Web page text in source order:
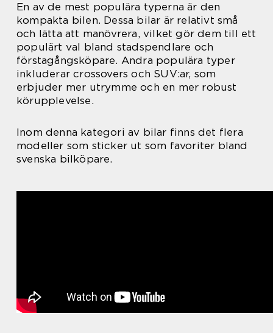
En av de mest populära typerna är den
kompakta bilen. Dessa bilar är relativt små
och lätta att manövrera, vilket gör dem till ett
populärt val bland stadspendlare och
förstagångsköpare. Andra populära typer
inkluderar crossovers och SUV:ar, som
erbjuder mer utrymme och en mer robust
körupplevelse.
Inom denna kategori av bilar finns det flera
modeller som sticker ut som favoriter bland
svenska bilköpare.